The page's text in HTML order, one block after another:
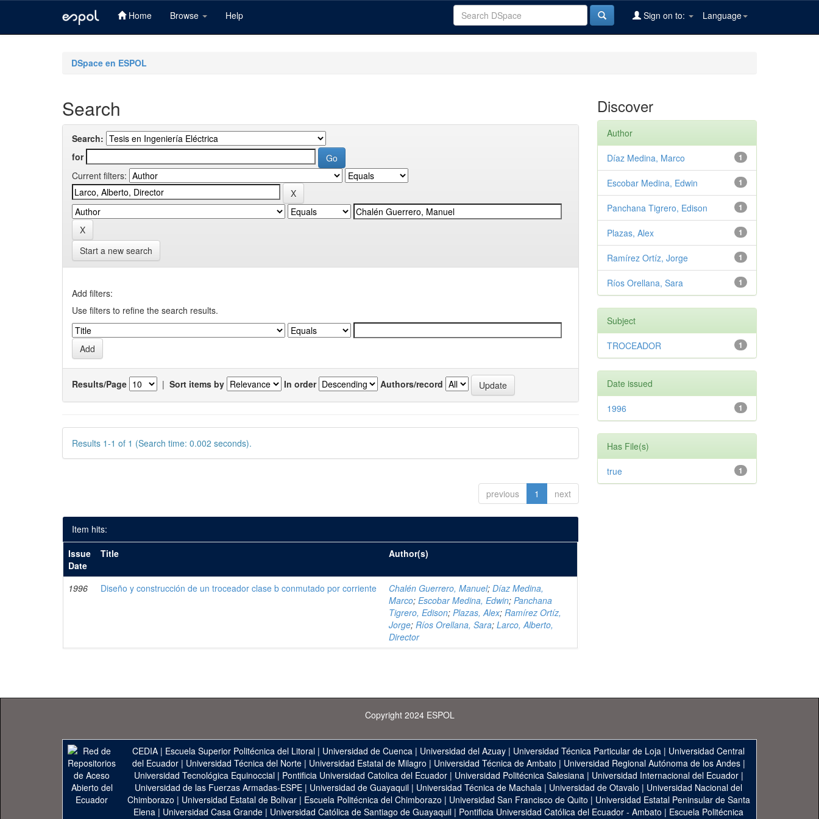
Home Browse Help Language
Sign on to:
DSpace en ESPOL
Search
Search:
for
Current filters:
Start a new search
Add filters:
Use filters to refine the search results.
Results/Page | Sort items by In order Authors/record
Results 1-1 of 1 (Search time: 0.002 seconds).
previous 1 next
Item hits:
Issue
Date
Title Author(s)
1996 Diseño y construcción de un troceador clase b conmutado por corriente Chalén Guerrero, Manuel;Díaz Medina,
Marco;Escobar Medina, Edwin;Panchana
Tigrero, Edison;Plazas, Alex;Ramírez Ortíz,
Jorge;Ríos Orellana, Sara;Larco, Alberto,
Director
Discover
Author
1
Díaz Medina, Marco
1
Escobar Medina, Edwin
1
Panchana Tigrero, Edison
1
Plazas, Alex
1
Ramírez Ortíz, Jorge
1
Ríos Orellana, Sara
Subject
1
TROCEADOR
Date issued
1
1996
Has File(s)
1
true
Copyright 2024 ESPOL
CEDIA | Escuela Superior Politécnica del Litoral | Universidad de Cuenca | Universidad del Azuay | Universidad Técnica Particular de Loja | Universidad Central
del Ecuador| Universidad Técnica del Norte| Universidad Estatal de Milagro | Universidad Técnica de Ambato | Universidad Regional Autónoma de los Andes|
Universidad Tecnológica Equinoccial| Pontificia Universidad Catolica del Ecuador| Universidad Politécnica Salesiana| Universidad Internacional del Ecuador|
Universidad de las Fuerzas Armadas-ESPE | Universidad de Guayaquil | Universidad Técnica de Machala | Universidad de Otavalo | Universidad Nacional del
Chimborazo | Universidad Estatal de Bolivar| Escuela Politécnica del Chimborazo | Universidad San Francisco de Quito | Universidad Estatal Peninsular de Santa
Elena | Universidad Casa Grande | Universidad Católica de Santiago de Guayaquil | Pontificia Universidad Católica del Ecuador - Ambato | Escuela Politécnica